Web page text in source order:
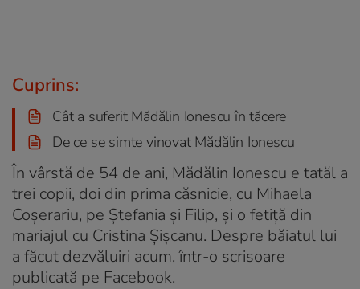
Cuprins:
Cât a suferit Mădălin Ionescu în tăcere
De ce se simte vinovat Mădălin Ionescu
În vârstă de 54 de ani, Mădălin Ionescu e tatăl a
trei copii, doi din prima căsnicie, cu Mihaela
Coșerariu, pe Ștefania și Filip, și o fetiță din
mariajul cu Cristina Șișcanu. Despre băiatul lui
a făcut dezvăluiri acum, într-o scrisoare
publicată pe Facebook.